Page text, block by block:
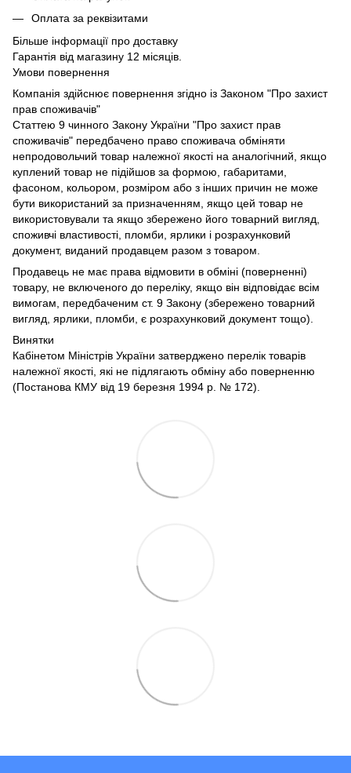
Оплата за реквізитами
Більше інформації про доставку
Гарантія від магазину 12 місяців.
Умови повернення
Компанія здійснює повернення згідно із Законом "Про захист
прав споживачів"
Статтею 9 чинного Закону України "Про захист прав
споживачів" передбачено право споживача обміняти
непродовольчий товар належної якості на аналогічний, якщо
куплений товар не підійшов за формою, габаритами,
фасоном, кольором, розміром або з інших причин не може
бути використаний за призначенням, якщо цей товар не
використовували та якщо збережено його товарний вигляд,
споживчі властивості, пломби, ярлики і розрахунковий
документ, виданий продавцем разом з товаром.
Продавець не має права відмовити в обміні (поверненні)
товару, не включеного до переліку, якщо він відповідає всім
вимогам, передбаченим ст. 9 Закону (збережено товарний
вигляд, ярлики, пломби, є розрахунковий документ тощо).
Винятки
Кабінетом Міністрів України затверджено перелік товарів
належної якості, які не підлягають обміну або поверненню
(Постанова КМУ від 19 березня 1994 р. № 172).